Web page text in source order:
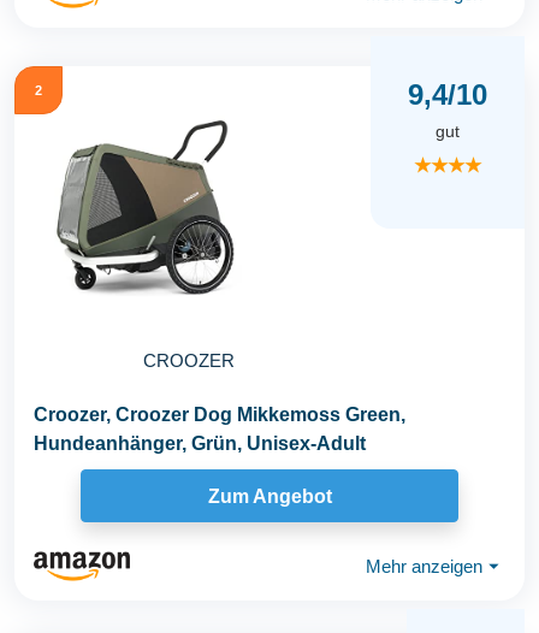
2
CROOZER
9,4/10
gut
★★★★
Croozer, Croozer Dog Mikkemoss Green,
Hundeanhänger, Grün, Unisex-Adult
Zum Angebot
Mehr anzeigen ⏷